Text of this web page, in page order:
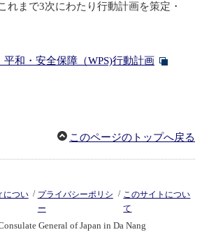
れまで3次にわたり行動計画を策定・
平和・安全保障（WPS)行動計画
このページのトップへ戻る
につい / プライバシーポリシ
ー
/ このサイトについ
て
General of Japan in Da Nang